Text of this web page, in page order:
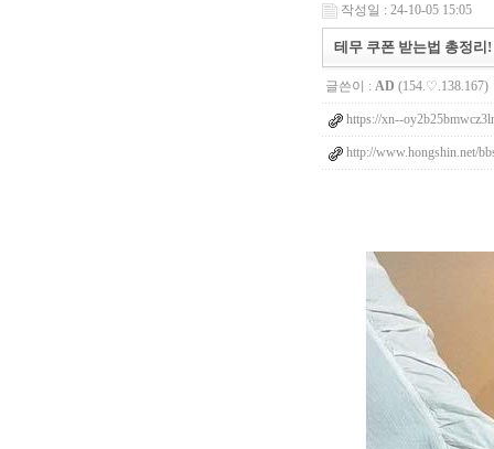
작성일 : 24-10-05 15:05
테무 쿠폰 받는법 총정리!
글쓴이 : AD (154.♡.138.167)
https://xn--
http://www.hongshin.net/